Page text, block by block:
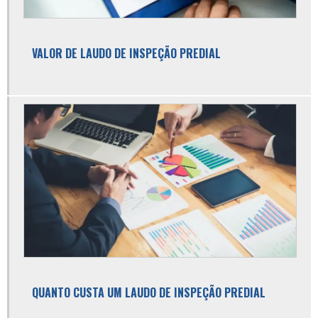
Avaliação imobiliária preço
Avaliação predial urbana
Consultoria em engenharia
Consultoria em engenharia civil
Consultoria imobiliária
Custo gerenciamento de obra
Declaração de vistoria de obra
Empresa de avaliação de imóveis
VALOR DE LAUDO DE INSPEÇÃO PREDIAL
QUANTO CUSTA UM LAUDO DE INSPEÇÃO PREDIAL